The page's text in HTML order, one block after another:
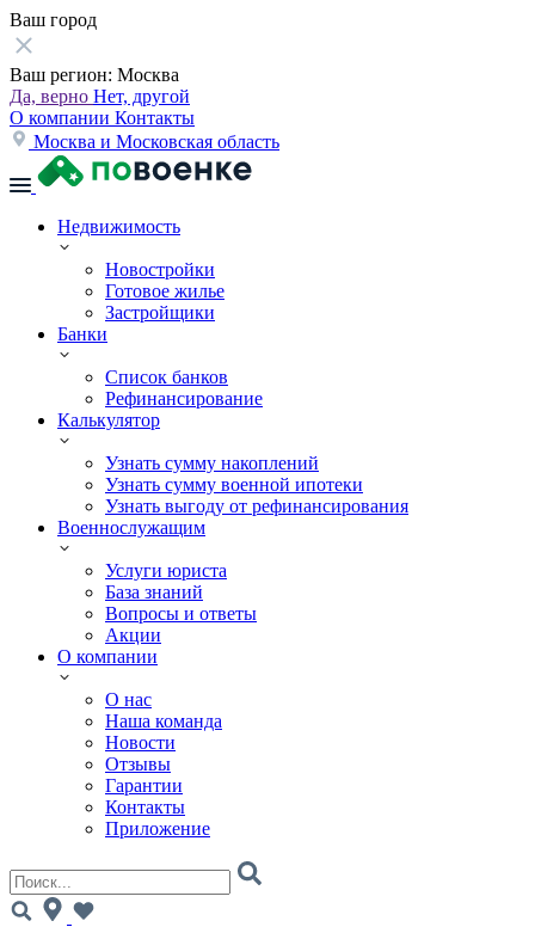
Ваш город
Ваш регион: Москва
Да, верно Нет, другой
О компании Контакты
Москва и Московская область
Недвижимость
Новостройки
Готовое жилье
Застройщики
Банки
Список банков
Рефинансирование
Калькулятор
Узнать сумму накоплений
Узнать сумму военной ипотеки
Узнать выгоду от рефинансирования
Военнослужащим
Услуги юриста
База знаний
Вопросы и ответы
Акции
О компании
О нас
Наша команда
Новости
Отзывы
Гарантии
Контакты
Приложение